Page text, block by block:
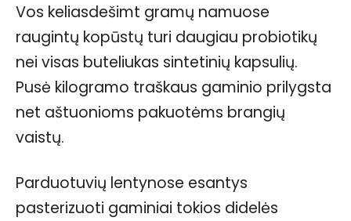
Vos keliasdešimt gramų namuose
raugintų kopūstų turi daugiau probiotikų
nei visas buteliukas sintetinių kapsulių.
Pusė kilogramo traškaus gaminio prilygsta
net aštuonioms pakuotėms brangių
vaistų.
Parduotuvių lentynose esantys
pasterizuoti gaminiai tokios didelės